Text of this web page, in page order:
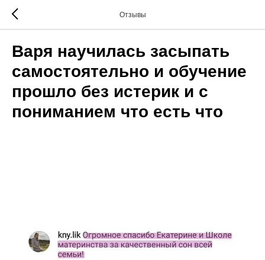
Отзывы
Варя научилась засыпать
самостоятельно и обучение
прошло без истерик и с
пониманием что есть что